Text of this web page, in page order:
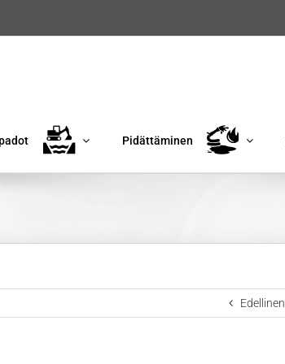
Pidättäminen
Edellinen